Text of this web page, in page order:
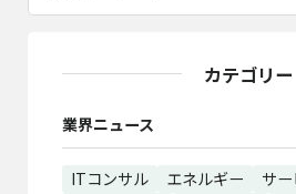
カテゴリー
業界ニュース
ITコンサル エネルギー
サ